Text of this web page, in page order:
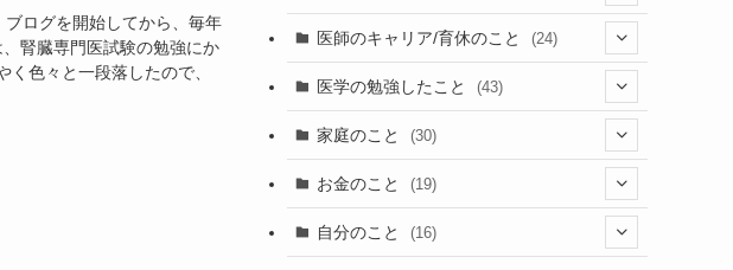
ログを開始してから、毎年
腎臓専門医試験の勉強にか
色々と一段落したので、
(26)
(2)
(13)
(23) (9)
(4)
医師のキャリア/育休のこと (24)
(1)
(1)
医学の勉強したこと (43)
(2)
(1)
家庭のこと (30)
(13)
(12)
お金のこと (19)
(4)
自分のこと (16)